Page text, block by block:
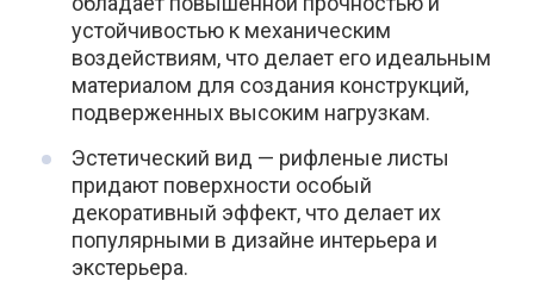
устойчивостью к механическим
воздействиям, что делает его идеальным
материалом для создания конструкций,
подверженных высоким нагрузкам.
Эстетический вид — рифленые листы
придают поверхности особый
декоративный эффект, что делает их
популярными в дизайне интерьера и
экстерьера.